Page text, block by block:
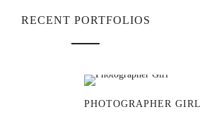
RECENT PORTFOLIOS
PHOTOGRAPHER GIRL